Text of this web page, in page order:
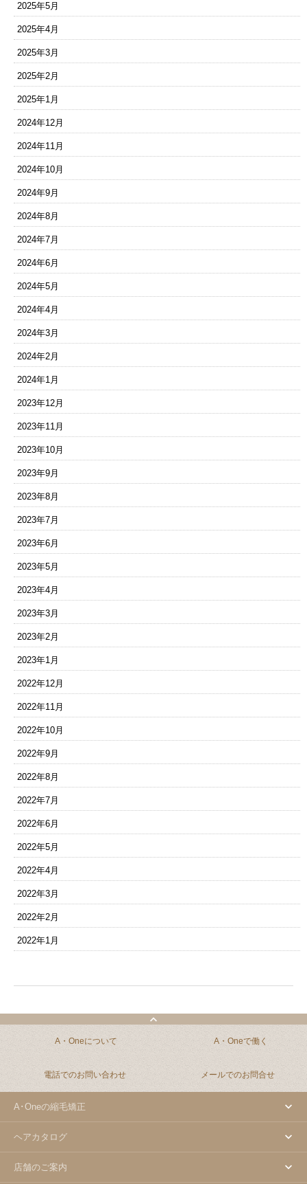
2025年5月
2025年4月
2025年3月
2025年2月
2025年1月
2024年12月
2024年11月
2024年10月
2024年9月
2024年8月
2024年7月
2024年6月
2024年5月
2024年4月
2024年3月
2024年2月
2024年1月
2023年12月
2023年11月
2023年10月
2023年9月
2023年8月
2023年7月
2023年6月
2023年5月
2023年4月
2023年3月
2023年2月
2023年1月
2022年12月
2022年11月
2022年10月
2022年9月
2022年8月
2022年7月
2022年6月
2022年5月
2022年4月
2022年3月
2022年2月
2022年1月
A・Oneについて A・Oneで働く
電話でのお問い合わせ メールでのお問合せ
A･Oneの縮毛矯正
ヘアカタログ
店舗のご案内